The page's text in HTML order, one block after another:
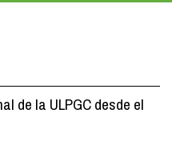
de la ULPGC desde el